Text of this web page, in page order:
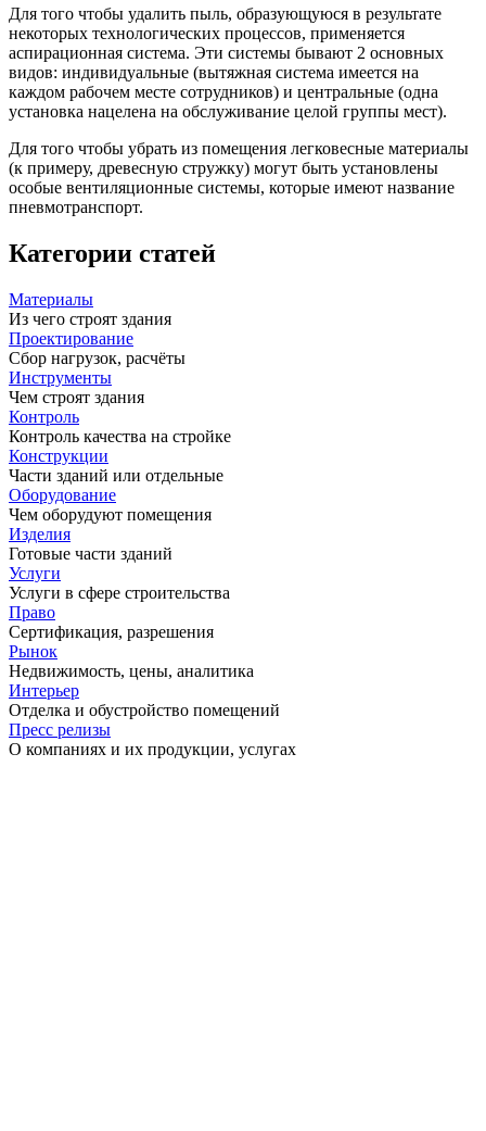
Для того чтобы удалить пыль, образующуюся в результате
некоторых технологических процессов, применяется
аспирационная система. Эти системы бывают 2 основных
видов: индивидуальные (вытяжная система имеется на
каждом рабочем месте сотрудников) и центральные (одна
установка нацелена на обслуживание целой группы мест).
Для того чтобы убрать из помещения легковесные материалы
(к примеру, древесную стружку) могут быть установлены
особые вентиляционные системы, которые имеют название
пневмотранспорт.
Категории статей
Материалы
Из чего строят здания
Проектирование
Сбор нагрузок, расчёты
Инструменты
Чем строят здания
Контроль
Контроль качества на стройке
Конструкции
Части зданий или отдельные
Оборудование
Чем оборудуют помещения
Изделия
Готовые части зданий
Услуги
Услуги в сфере строительства
Право
Сертификация, разрешения
Рынок
Недвижимость, цены, аналитика
Интерьер
Отделка и обустройство помещений
Пресс релизы
О компаниях и их продукции, услугах